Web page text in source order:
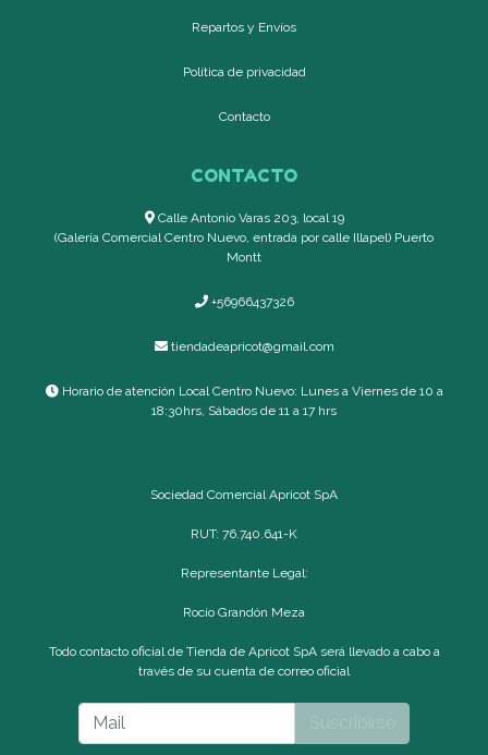
Repartos y Envíos
Política de privacidad
Contacto
CONTACTO
Calle Antonio Varas 203, local 19
(Galería Comercial Centro Nuevo, entrada por calle Illapel) Puerto
Montt
+56966437326
tiendadeapricot@gmail.com
Horario de atención Local Centro Nuevo: Lunes a Viernes de 10 a
18:30hrs, Sábados de 11 a 17 hrs
Sociedad Comercial Apricot SpA
RUT: 76.740.641-K
Representante Legal:
Rocío Grandón Meza
Todo contacto oficial de Tienda de Apricot SpA será llevado a cabo a
través de su cuenta de correo oficial